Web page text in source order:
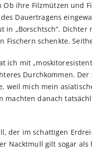
ihre Filzmützen und
Dauertragens
„Borschtsch“.
Fischern schenkte.
ich mit
Durchkommen.
weil mich mein
machten danach
der im schattigen
Nacktmull gilt sogar als